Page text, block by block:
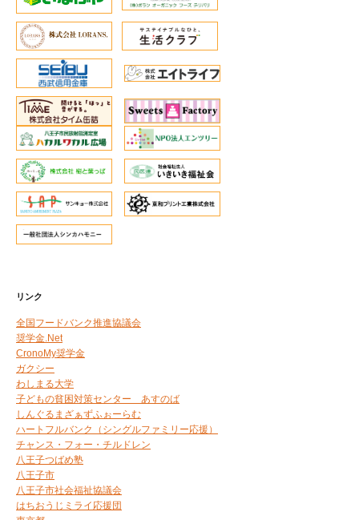
リンク
全国フードバンク推進協議会
奨学金.Net
CronoMy奨学金
ガクシー
わしまる大学
子どもの貧困対策センター あすのば
しんぐるまざぁずふぉーらむ
ハートフルバンク（シングルファミリー応援）
チャンス・フォー・チルドレン
八王子つばめ塾
八王子市
八王子市社会福祉協議会
はちおうじミライ応援団